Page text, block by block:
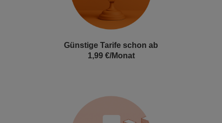
Günstige Tarife schon ab
1,99 €/Monat